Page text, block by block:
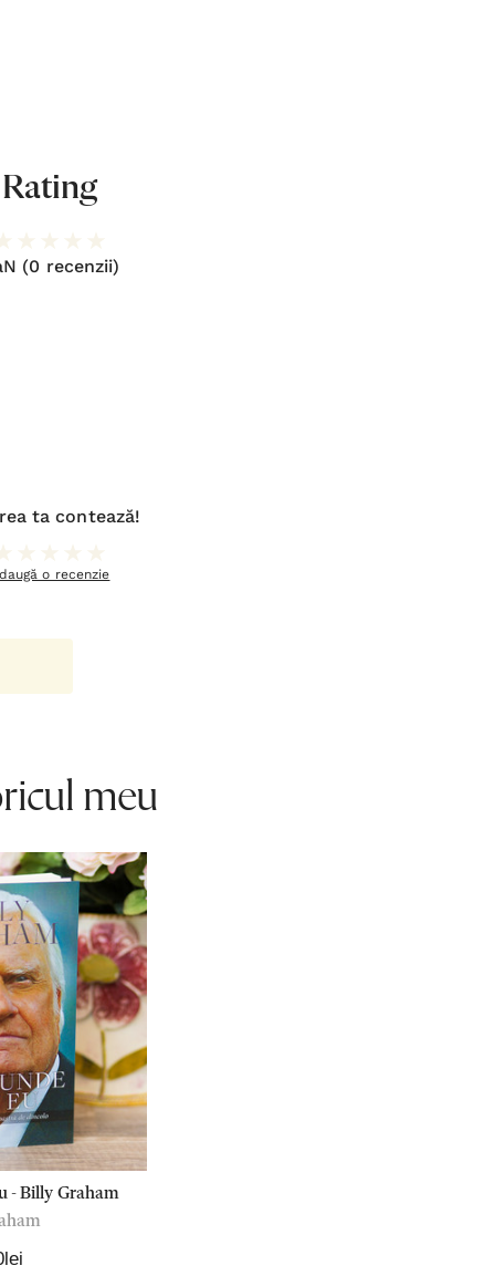
Rating
(0 recenzii)
ta contează!
o recenzie
meu
- Billy Graham